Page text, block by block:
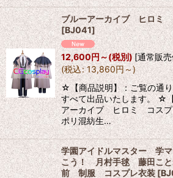
ブルーアーカイブ ヒロミ
[BJ041]
12,600円～(税別) [通常販
(税込: 13,860円～)
☆【商品説明】：ご覧の通
すべて出品いたします。 ☆
アーカイブ ヒロミ コスプ
ポリ混紡生…
学園アイドルマスター 学
こう！ 月村手毬 藤田こ
前 制服 コスプレ衣装[